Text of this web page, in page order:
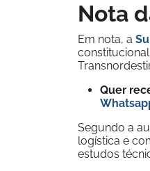
Nota
Em nota, a
Quer
Segundo a
logística e
estudos